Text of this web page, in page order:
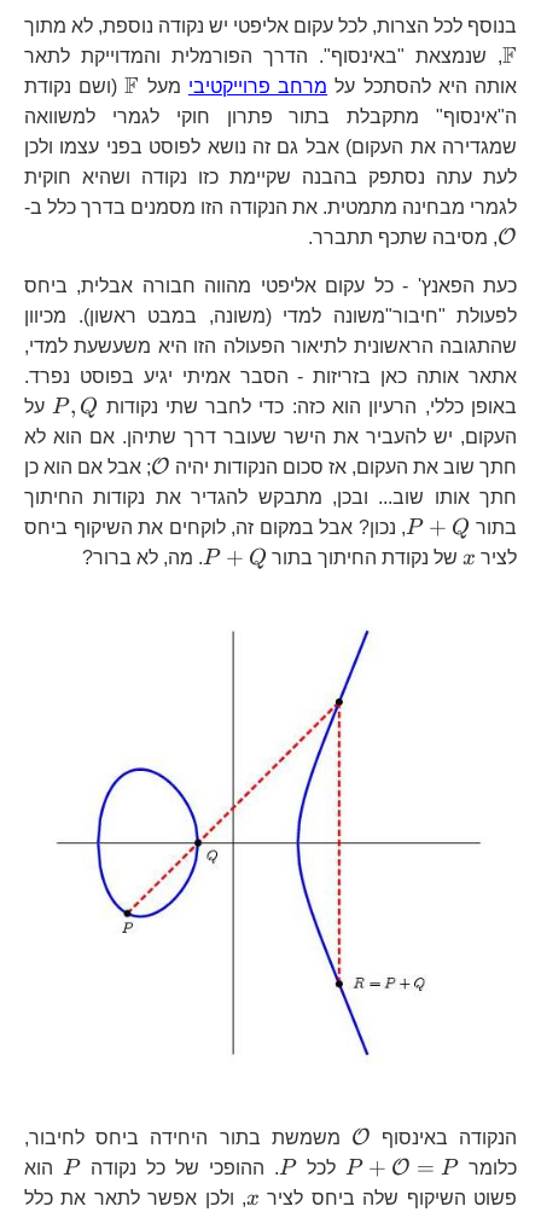
בנוסף לכל הצרות, לכל עקום אליפטי יש נקודה נוספת, לא מתוך
\mathbb{F} F, שנמצאת "באינסוף". הדרך הפורמלית והמדוייקת לתאר
אותה היא להסתכל על מרחב פרוייקטיבי מעל F (ושם נקודת
ה"אינסוף" מתקבלת בתור פתרון חוקי לגמרי למשוואה
שמגדירה את העקום) אבל גם זה נושא לפוסט בפני עצמו ולכן
לעת עתה נסתפק בהבנה שקיימת כזו נקודה ושהיא חוקית
לגמרי מבחינה מתמטית. את הנקודה הזו מסמנים בדרך כלל ב-
O, מסיבה שתכף תתברר.
כעת הפאנץ' - כל עקום אליפטי מהווה חבורה אבלית, ביחס
לפעולת "חיבור"משונה למדי (משונה, במבט ראשון). מכיוון
שהתגובה הראשונית לתיאור הפעולה הזו היא משעשעת למדי,
אתאר אותה כאן בזריזות - הסבר אמיתי יגיע בפוסט נפרד.
באופן כללי, הרעיון הוא כזה: כדי לחבר שתי נקודות
P,Q
P , Q
על
העקום, יש להעביר את הישר שעובר דרך שתיהן. אם הוא לא
חתך שוב את העקום, אז סכום הנקודות יהיה
\mathcal{O}
O; אבל אם הוא כן
חתך אותו שוב... ובכן, מתבקש להגדיר את נקודות החיתוך
בתור
P+Q P + Q
, נכון? אבל במקום זה, לוקחים את השיקוף ביחס
לציר
x x של נקודת החיתוך בתור
P+Q
P + Q . מה, לא ברור?
הנקודה באינסוף \mathcal{O} O משמשת בתור היחידה ביחס לחיבור,
כלומר
P+\mathcal{O}=P
P + O = P לכל PP. ההופכי של כל נקודה P
Pהוא
פשוט השיקוף שלה ביחס לציר
x
x, ולכן אפשר לתאר את כלל